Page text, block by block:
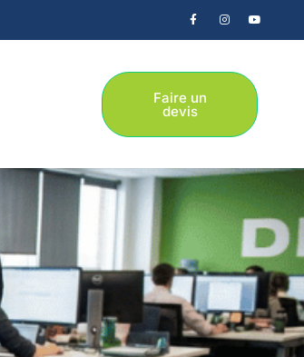
Faire un
devis